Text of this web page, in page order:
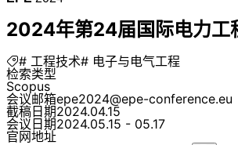
2024年第24届国际电力工
# 工程技术# 电子与电气工程
检索类型
Scopus
会议邮箱epe2024@epe-conference.eu
截稿日期2024.04.15
会议日期2024.05.15 - 05.17
官网地址